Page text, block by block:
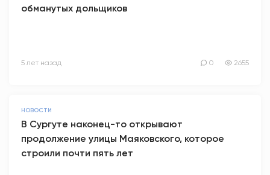
обманутых дольщиков
5 лет назад 0 2655
НОВОСТИ
В Сургуте наконец-то открывают
продолжение улицы Маяковского, которое
строили почти пять лет